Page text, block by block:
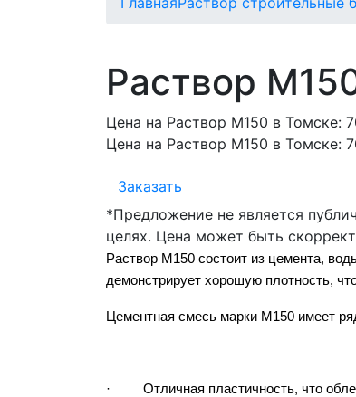
Раствор
Цена на Раствор М150 в Томске:
Цена на Раствор М150 в Томске:
Заказать
*Предложение не является
целях. Цена может быть
Раствор М150 состоит из цемента,
демонстрирует хорошую плотность,
Цементная смесь марки М150 имеет
· Отличная пластичность, что